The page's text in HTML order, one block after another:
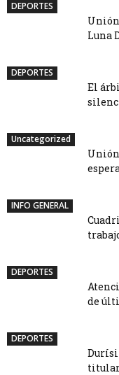
DEPORTES
Luna
DEPORTES
El
Uncategorized
INFO GENERAL
DEPORTES
de
DEPORTES